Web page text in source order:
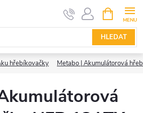
HLEDAT
NÁKUPNÍ
KOŠÍK
hřebíkovačky Metabo | Akumulátorová